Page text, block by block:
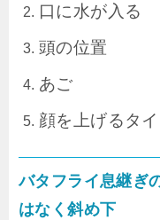
口に水が入る
頭の位置
あご
顔を上げるタ
バタフライ息継ぎ
はなく斜め下